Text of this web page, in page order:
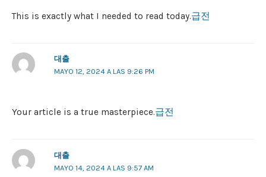
This is exactly what I needed to read today.급전
대출
MAYO 12, 2024 A LAS 9:26 PM
Your article is a true masterpiece.급전
대출
MAYO 14, 2024 A LAS 9:57 AM